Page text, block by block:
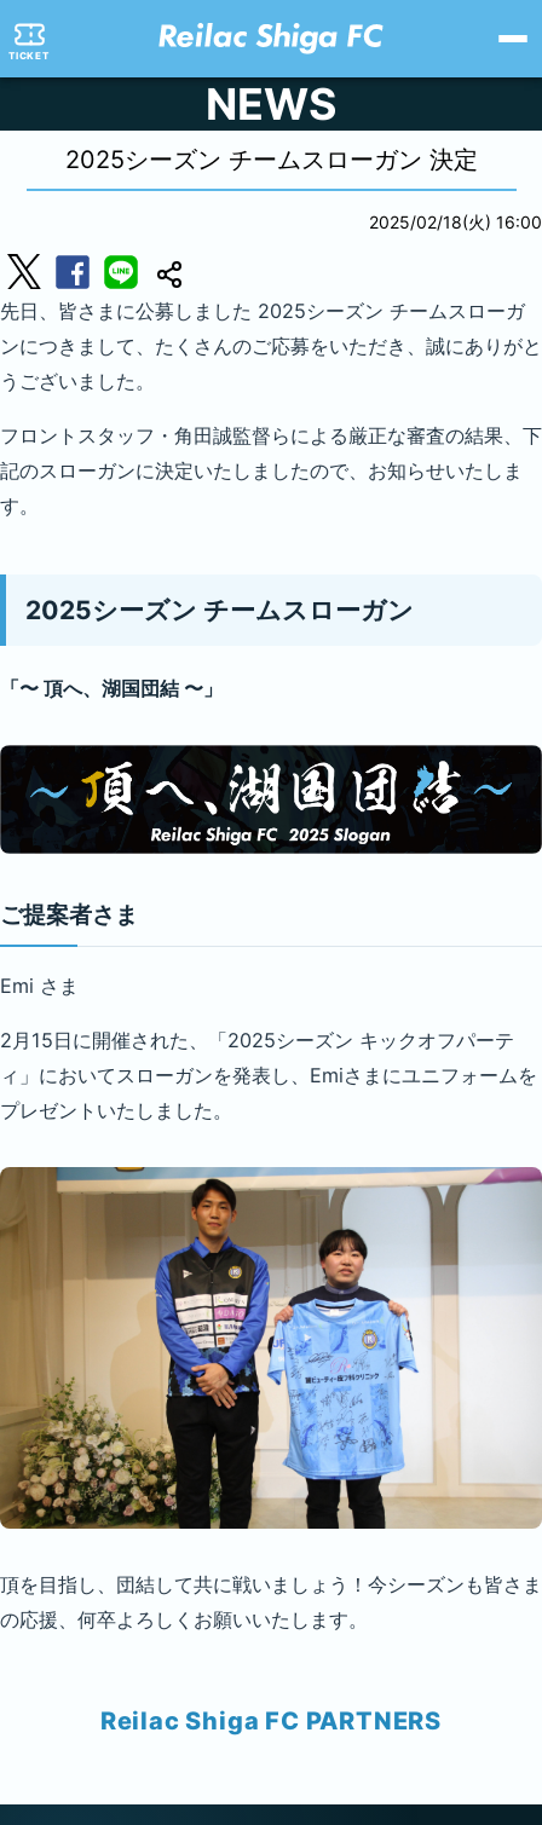
TICKET
NEWS
2025シーズン チームスローガン 決定
2025/02/18(火) 16:00
先日、皆さまに公募しました 2025シーズン チームスローガ
ンにつきまして、たくさんのご応募をいただき、誠にありがと
うございました。
フロントスタッフ・角田誠監督らによる厳正な審査の結果、下
記のスローガンに決定いたしましたので、お知らせいたしま
す。
2025シーズン チームスローガン
「〜 頂へ、湖国団結 〜」
ご提案者さま
Emi さま
2月15日に開催された、「2025シーズン キックオフパーテ
ィ」においてスローガンを発表し、Emiさまにユニフォームを
プレゼントいたしました。
頂を目指し、団結して共に戦いましょう！今シーズンも皆さま
の応援、何卒よろしくお願いいたします。
Reilac Shiga FC PARTNERS